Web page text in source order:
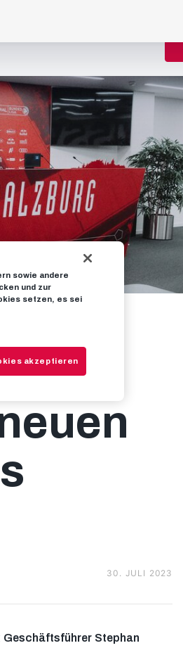
und
30. JULI 2023
Geschäftsführer Stephan
sowie andere
und zur
setzen, es sei
akzeptieren